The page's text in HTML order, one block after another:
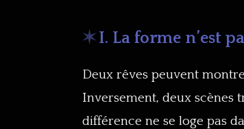
I. La forme n’est
Deux rêves peuvent
Inversement, deux scènes
différence ne se loge pas